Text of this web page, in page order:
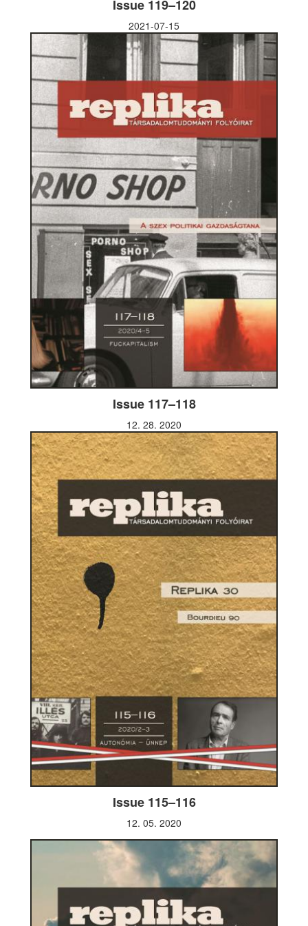
Issue 119–120
2021-07-15
Issue 117–118
12. 28. 2020
Issue 115–116
12. 05. 2020